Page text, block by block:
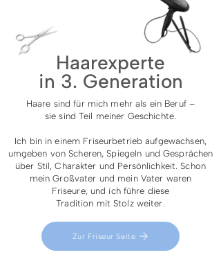
Haarexperte
in 3. Generation
Haare sind für mich mehr als ein Beruf –
sie sind Teil meiner Geschichte.
Ich bin in einem Friseurbetrieb aufgewachsen,
umgeben von Scheren, Spiegeln und Gesprächen
über Stil, Charakter und Persönlichkeit. Schon
mein Großvater und mein Vater waren
Friseure, und ich führe diese
Tradition mit Stolz weiter.
Zur Friseur Seite